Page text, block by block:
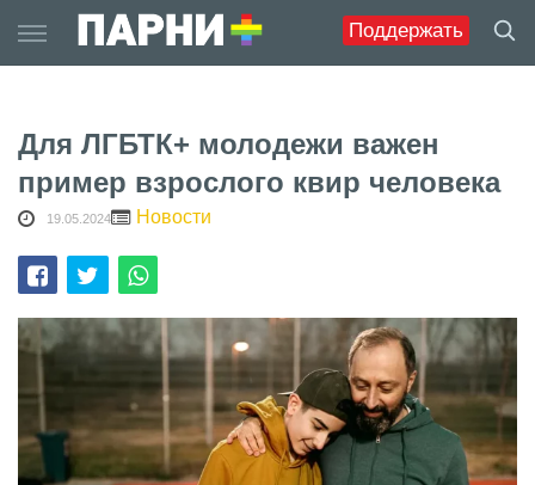
Поддержать
to
content
Для ЛГБТК+ молодежи важен
пример взрослого квир человека
19.05.2024 Новости